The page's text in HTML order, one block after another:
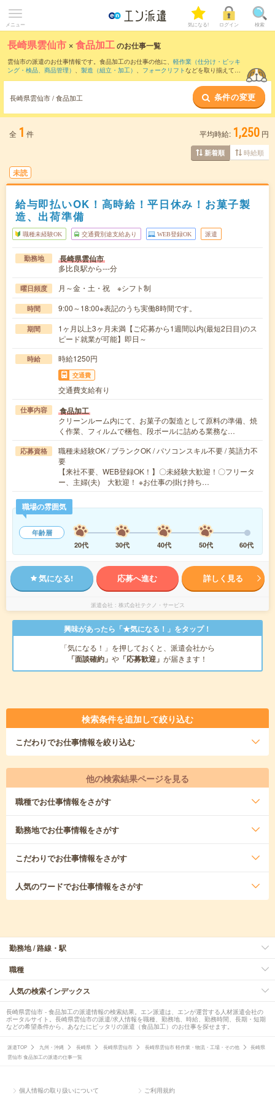
メニュー 気になる! ログイン 検索
長崎県雲仙市 ×食品加工のお仕事一覧
雲仙市の派遣のお仕事情報です。食品加工のお仕事の他に、 軽作業（仕分け・ピッキ
ング・検品、商品管理） 、 製造（組立・加工） 、 フォークリフトなどを取り揃えてい
長崎県雲仙市 / 食品加工 条件の変更
全 1 件 平均時給: 1,250 円
新着順 時給順
未読
給与即払いOK！高時給！平日休み！お菓子製
造、出荷準備
職種未経験OK 交通費別途支給あり WEB登録OK 派遣
勤務地 長崎県雲仙市
多比良駅から---分
曜日頻度 月～金・土・祝 ※シフト制
時間 9:00～18:00※表記のうち実働8時間です。
期間
1ヶ月以上3ヶ月未満【ご応募から1週間以内(最短2日目)のス
ピード就業が可能】即日～
時給 時給1250円
交通費
交通費支給有り
仕事内容 食品加工
クリーンルーム内にて、お菓子の製造として原料の準備、焼
く作業、フィルムで梱包、段ボールに詰める業務な…
応募資格
職種未経験OK / ブランクOK / パソコンスキル不要 / 英語力不
要
【来社不要、WEB登録OK！】〇未経験大歓迎！〇フリータ
ー、主婦(夫) 大歓迎！ ※お仕事の掛け持ち…
職場の雰囲気
年齢層
20代
30代 40代 50代 60代
気になる! 応募へ進む 詳しく見る
派遣会社 株式会社テクノ・サービス
興味があったら「★気になる！」をタップ！
「気になる！」を押しておくと、派遣会社から
「面談確約」 や 「応募歓迎」 が届きます！
検索条件を追加して絞り込む
こだわりでお仕事情報を絞り込む
他の検索結果ページを見る
職種でお仕事情報をさがす
勤務地でお仕事情報をさがす
こだわりでお仕事情報をさがす
人気のワードでお仕事情報をさがす
勤務地 / 路線・駅
職種
人気の検索インデックス
長崎県雲仙市 - 食品加工の派遣情報の検索結果。エン派遣は、エンが運営する人材派遣会社の
ポータルサイト。長崎県雲仙市の派遣/求人情報を職種、勤務地、時給、勤務時間、長期・短期
などの希望条件から、あなたにピッタリの派遣（食品加工）のお仕事を探せます。
派遣TOP 九州・沖縄 長崎県 長崎県雲仙市 長崎県雲仙市 軽作業・物流・工場・その他
長崎県
雲仙市 食品加工の派遣の仕事一覧
個人情報の取り扱いについて ご利用規約